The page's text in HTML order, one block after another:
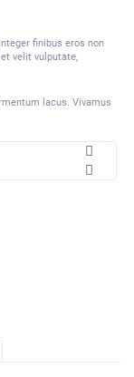
finibus eros non
velit vulputate,
lacus. Vivamus